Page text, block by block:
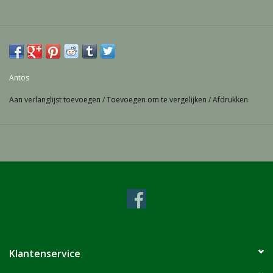
Antos
Aan verlanglijst toevoegen /Toevoegen om te vergelijken /Afdrukken
Klantenservice